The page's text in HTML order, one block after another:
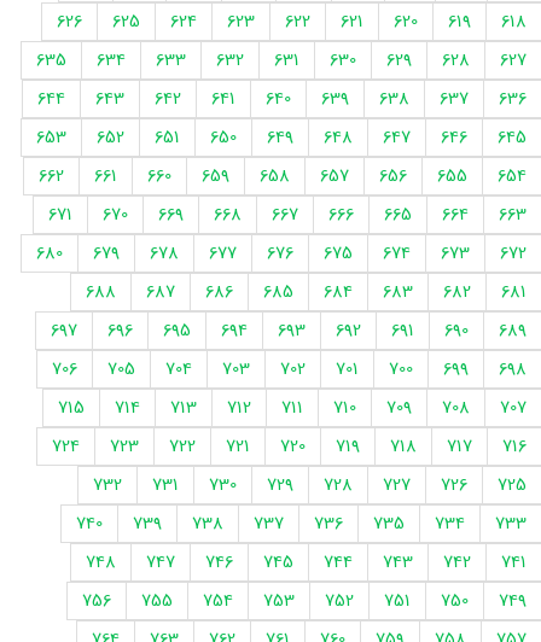
618
619
620
621
622
623
624
625
626
627
628
629
630
631
632
633
634
635
636
637
638
639
640
641
642
643
644
645
646
647
648
649
650
651
652
653
654
655
656
657
658
659
660
661
662
663
664
665
666
667
668
669
670
671
672
673
674
675
676
677
678
679
680
681
682
683
684
685
686
687
688
689
690
691
692
693
694
695
696
697
698
699
700
701
702
703
704
705
706
707
708
709
710
711
712
713
714
715
716
717
718
719
720
721
722
723
724
725
726
727
728
729
730
731
732
733
734
735
736
737
738
739
740
741
742
743
744
745
746
747
748
749
750
751
752
753
754
755
756